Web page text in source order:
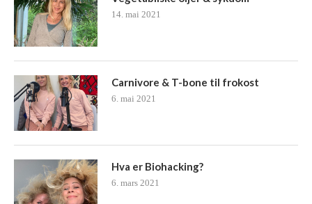
14. mai 2021
Carnivore & T-bone til frokost
6. mai 2021
Hva er Biohacking?
6. mars 2021